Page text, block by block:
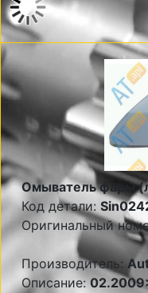
Омыватель фары
Код детали:
Оригинальный
Производитель:
Описание: